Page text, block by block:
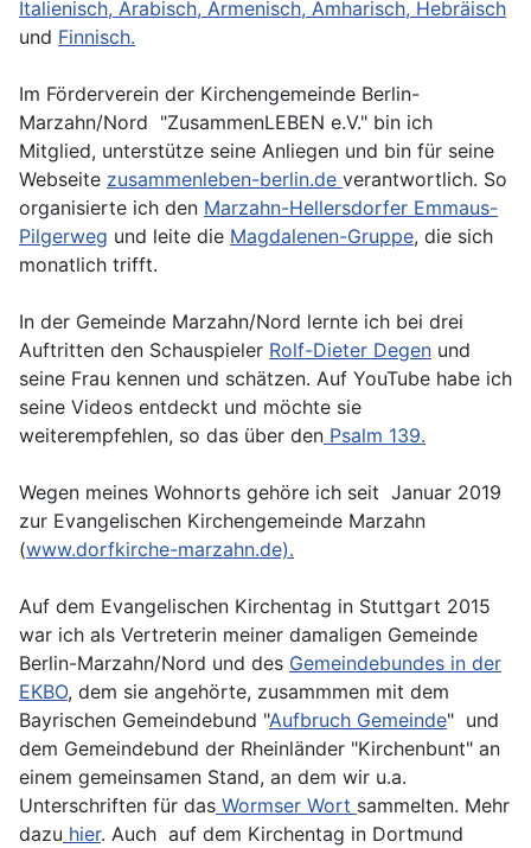
Italienisch, Arabisch, Armenisch, Amharisch, Hebräisch
und Finnisch.
Im Förderverein der Kirchengemeinde Berlin-
Marzahn/Nord "ZusammenLEBEN e.V." bin ich
Mitglied, unterstütze seine Anliegen und bin für seine
Webseite zusammenleben-berlin.de verantwortlich. So
organisierte ich den Marzahn-Hellersdorfer Emmaus-
Pilgerweg und leite die Magdalenen-Gruppe, die sich
monatlich trifft.
In der Gemeinde Marzahn/Nord lernte ich bei drei
Auftritten den Schauspieler Rolf-Dieter Degen und
seine Frau kennen und schätzen. Auf YouTube habe ich
seine Videos entdeckt und möchte sie
weiterempfehlen, so das über den Psalm 139.
Wegen meines Wohnorts gehöre ich seit Januar 2019
zur Evangelischen Kirchengemeinde Marzahn
(www.dorfkirche-marzahn.de).
Auf dem Evangelischen Kirchentag in Stuttgart 2015
war ich als Vertreterin meiner damaligen Gemeinde
Berlin-Marzahn/Nord und des Gemeindebundes in der
EKBO, dem sie angehörte, zusammmen mit dem
Bayrischen Gemeindebund "Aufbruch Gemeinde" und
dem Gemeindebund der Rheinländer "Kirchenbunt" an
einem gemeinsamen Stand, an dem wir u.a.
Unterschriften für das Wormser Wort sammelten. Mehr
dazu hier. Auch auf dem Kirchentag in Dortmund